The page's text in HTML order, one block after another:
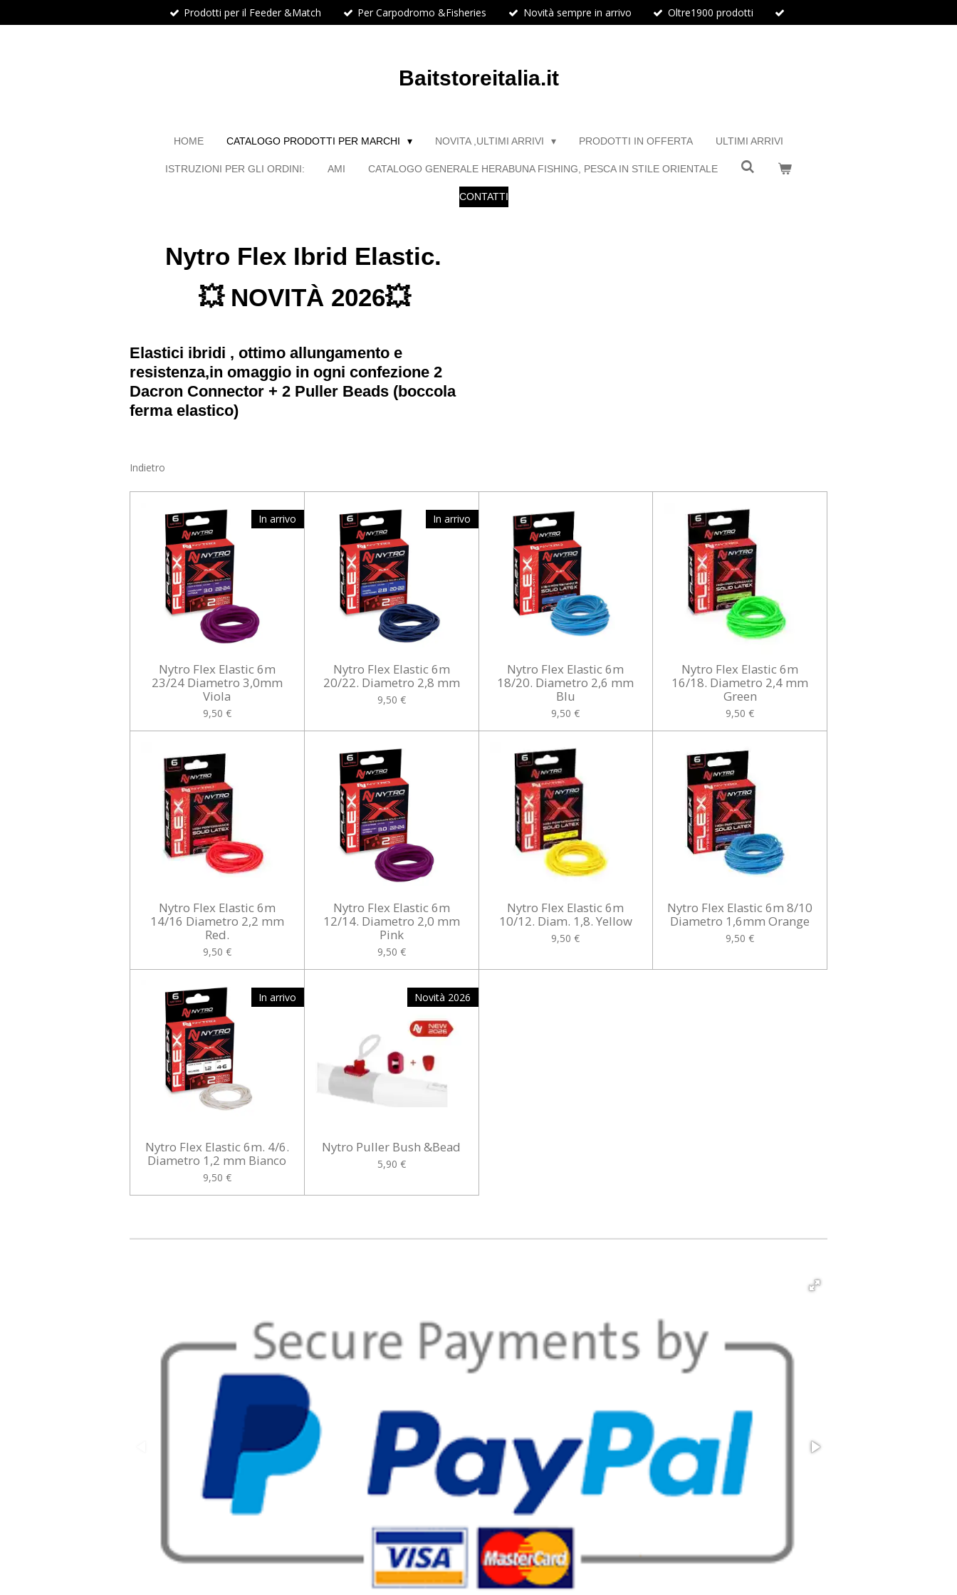
al
Prodotti per il Feeder &Match Per Carpodromo &Fisheries Novità sempre in arrivo Oltre1900 prodotti
Baitstoreitalia.it
HOME CATALOGO PRODOTTI PER MARCHI NOVITA ,ULTIMI ARRIVI PRODOTTI IN OFFERTA ULTIMI ARRIVI
ISTRUZIONI PER GLI ORDINI: AMI CATALOGO GENERALE HERABUNA FISHING, PESCA IN STILE ORIENTALE
CONTATTI
Nytro Flex Ibrid Elastic.
💥 NOVITÀ 2026💥
Elastici ibridi , ottimo allungamento e
resistenza,in omaggio in ogni confezione 2
Dacron Connector + 2 Puller Beads (boccola
ferma elastico)
Indietro
In arrivo
Nytro Flex Elastic 6m
23/24 Diametro 3,0mm
Viola
9,50 €
In arrivo
Nytro Flex Elastic 6m
20/22. Diametro 2,8 mm
9,50 €
Nytro Flex Elastic 6m
18/20. Diametro 2,6 mm
Blu
9,50 €
Nytro Flex Elastic 6m
16/18. Diametro 2,4 mm
Green
9,50 €
Nytro Flex Elastic 6m
14/16 Diametro 2,2 mm
Red.
9,50 €
Nytro Flex Elastic 6m
12/14. Diametro 2,0 mm
Pink
9,50 €
Nytro Flex Elastic 6m
10/12. Diam. 1,8. Yellow
9,50 €
Nytro Flex Elastic 6m 8/10
Diametro 1,6mm Orange
9,50 €
In arrivo
Nytro Flex Elastic 6m. 4/6.
Diametro 1,2 mm Bianco
9,50 €
Novità 2026
Nytro Puller Bush &Bead
5,90 €